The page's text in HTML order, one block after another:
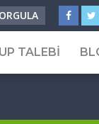
TALEBİ